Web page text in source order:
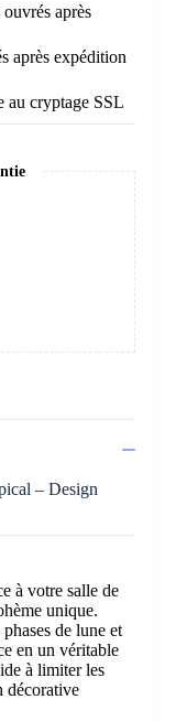
après
après expédition
au cryptage SSL
– Design
à votre salle de
unique.
de lune et
en un véritable
à limiter les
décorative